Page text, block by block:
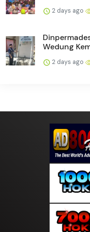
2 days ago
Wedung
2 days ago